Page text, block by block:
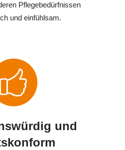
Pflegebedürfnissen
und einfühlsam.
und